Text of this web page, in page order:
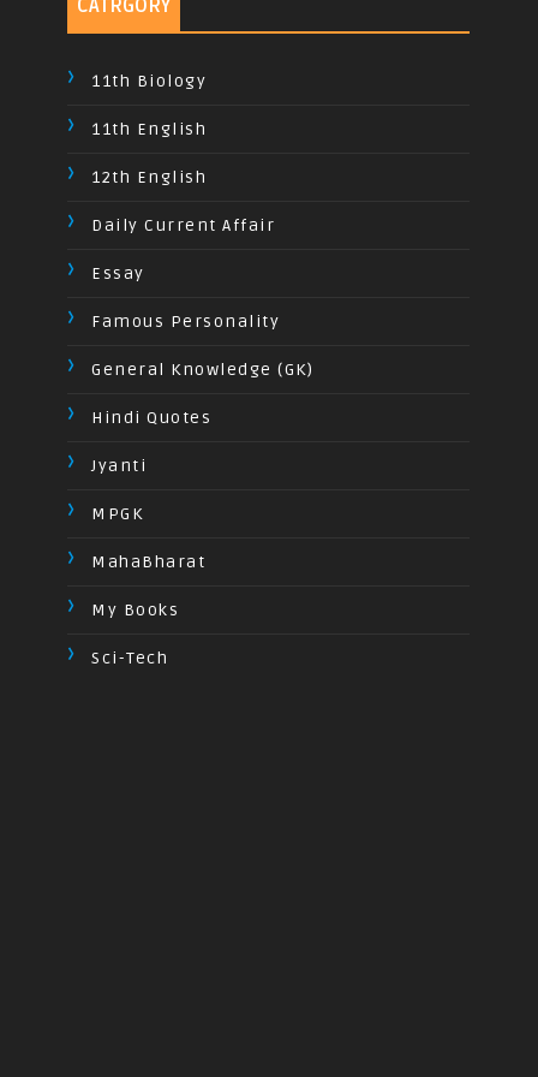
CATRGORY
11th Biology
11th English
12th English
Daily Current Affair
Essay
Famous Personality
General Knowledge (GK)
Hindi Quotes
Jyanti
MPGK
MahaBharat
My Books
Sci-Tech